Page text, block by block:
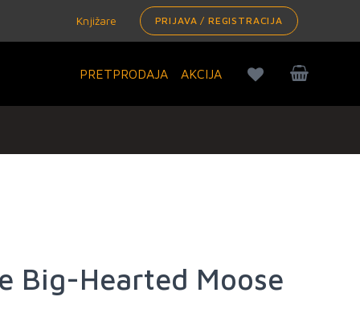
Knjižare PRIJAVA / REGISTRACIJA
PRETPRODAJA AKCIJA
Big-Hearted Moose